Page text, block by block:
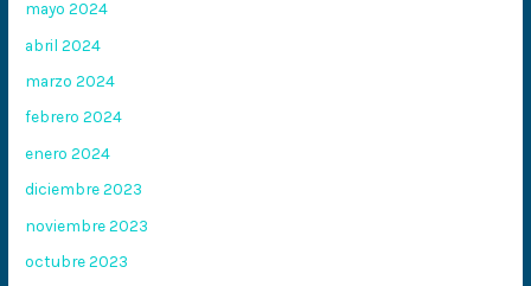
mayo 2024
abril 2024
marzo 2024
febrero 2024
enero 2024
diciembre 2023
noviembre 2023
octubre 2023